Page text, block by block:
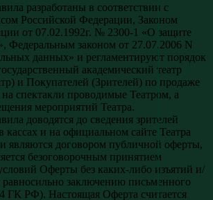
разработаны в соответствии с
Российской Федерации, Законом
от 07.02.1992г. № 2300-1 «О защите
Федеральным законом от 27.07.2006 N
данных» и регламентируют порядок
академический театр
и Покупателей (Зрителей) по продаже
на спектакли проводимые Театром, а
мероприятий Театра.
доводятся до сведения зрителей
кассах и на официальном сайте Театра
являются договором публичной оферты,
безоговорочным принятием
Оферты без каких-либо изъятий и/
заключению письменного
ГК РФ). Настоящая Оферта считается